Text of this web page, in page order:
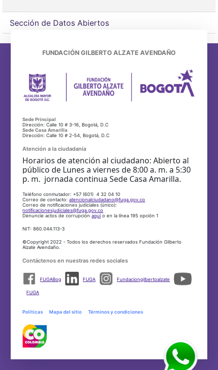
Sección de Datos Abiertos
FUNDACIÓN GILBERTO ALZATE AVENDAÑO
Sede Principal
Dirección: Calle 10 # 3-16, Bogotá, D.C
Sede Casa Amarilla
Dirección: Calle 10 # 2-54, Bogotá, D.C
Atención a la ciudadanía
Horarios de atención al ciudadano: Abierto al
público de Lunes a viernes de 8:00 a. m. a 5:30
p. m. jornada continua Sede Casa Amarilla.
Teléfono conmutador: +57 (601) 4 32 04 10
Correo de contacto:atencionalciudadano@fuga.gov.co
Correo de notificaciones judiciales (único):
notificacionesjudiciales@fuga.gov.co
Denuncie actos de corrupciónaquío en la línea 195 opción 1
NIT: 860.044.113-3
©Copyright 2022 - Todos los derechos reservados Fundación Gilberto
Alzate Avendaño.
Contáctenos en nuestras redes sociales
FUGABog FUGA Fundaciongilbertoalzate
FUGA
Políticas Mapa del sitio Términos y condiciones